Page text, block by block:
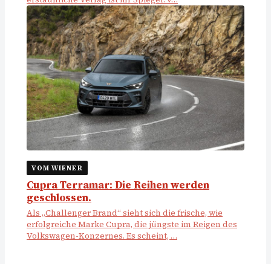
VOM WIENER
Cupra Terramar: Die Reihen werden
geschlossen.
Als „Challenger Brand“ sieht sich die frische, wie
erfolgreiche Marke Cupra, die jüngste im Reigen des
Volkswagen-Konzernes. Es scheint, …